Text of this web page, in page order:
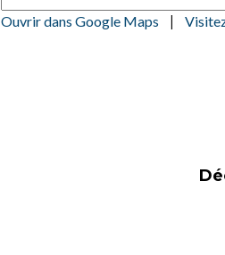
Ouvrir dans Google Maps